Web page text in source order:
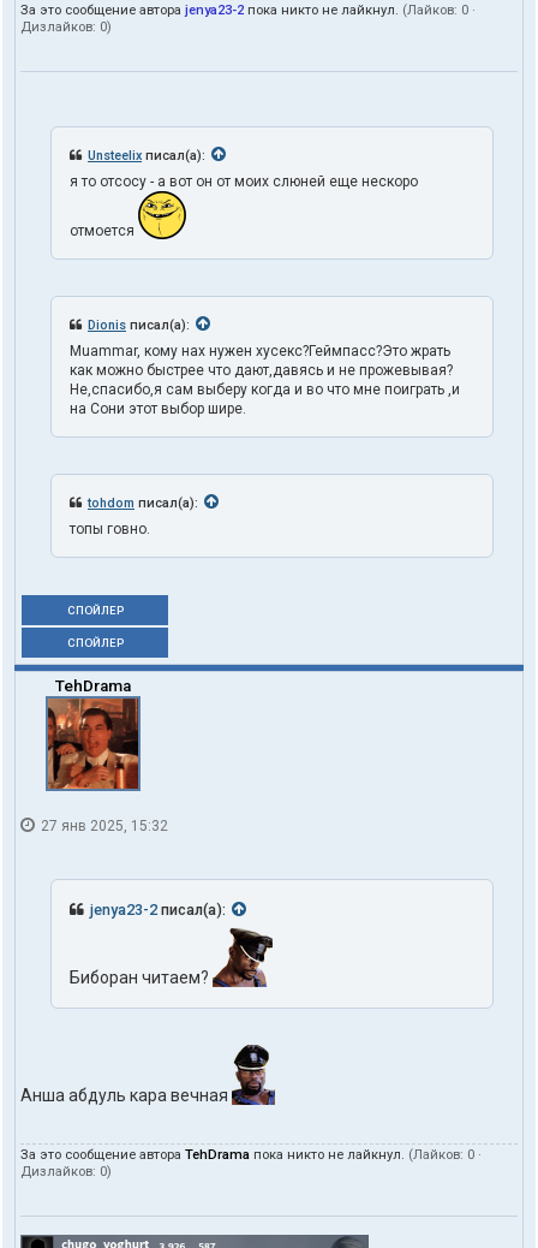
За это сообщение автора jenya23-2 пока никто не лайкнул. (Лайков: 0 ·
Дизлайков: 0)
Unsteelix писал(а):
я то отсосу - а вот он от моих слюней еще нескоро
отмоется
Dionis писал(а):
Muammar, кому нах нужен хусекс?Геймпасс?Это жрать
как можно быстрее что дают,давясь и не прожевывая?
Не,спасибо,я сам выберу когда и во что мне поиграть ,и
на Сони этот выбор шире.
tohdom писал(а):
топы говно.
СПОЙЛЕР
СПОЙЛЕР
TehDrama
27 янв 2025, 15:32
jenya23-2писал(а):
Биборан читаем?
Анша абдуль кара вечная
За это сообщение автора TehDrama пока никто не лайкнул. (Лайков: 0 ·
Дизлайков: 0)